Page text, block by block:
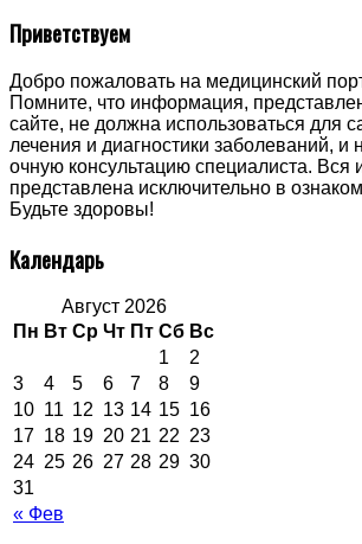
Приветствуем
Добро пожаловать на медицинский
Помните, что информация,
сайте, не должна использоваться для
лечения и диагностики заболеваний, и
очную консультацию специалиста.
представлена исключительно в
Будьте здоровы!
Календарь
Август 2026
Пн Вт Ср Чт Пт Сб Вс
« Фев
1
2
3
4 5 6 7 8
9
10 11 12 13 14 15 16
17 18 19 20 21 22 23
24 25 26 27 28 29 30
31